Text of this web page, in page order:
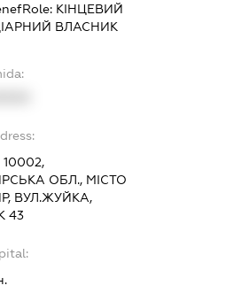
КІНЦЕВИЙ
ВЛАСНИК
ОБЛ., МІСТО
ВУЛ.ЖУЙКА,
43